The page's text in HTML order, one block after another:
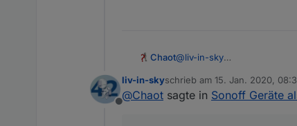
Chaot@liv-in-sky
Kannst du mal über das
Spoiler
Offline
liv-in-skyschrieb am 15. Jan. 2020,
zuletzt editiert von liv-in-sky
@Chaot sagte in Sonoff Geräte